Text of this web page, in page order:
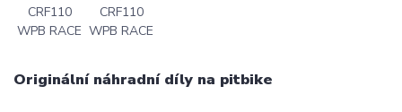
Originální náhradní díly na pitbike